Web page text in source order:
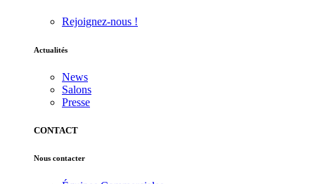
Rejoignez-nous !
Actualités
News
Salons
Presse
CONTACT
Nous contacter